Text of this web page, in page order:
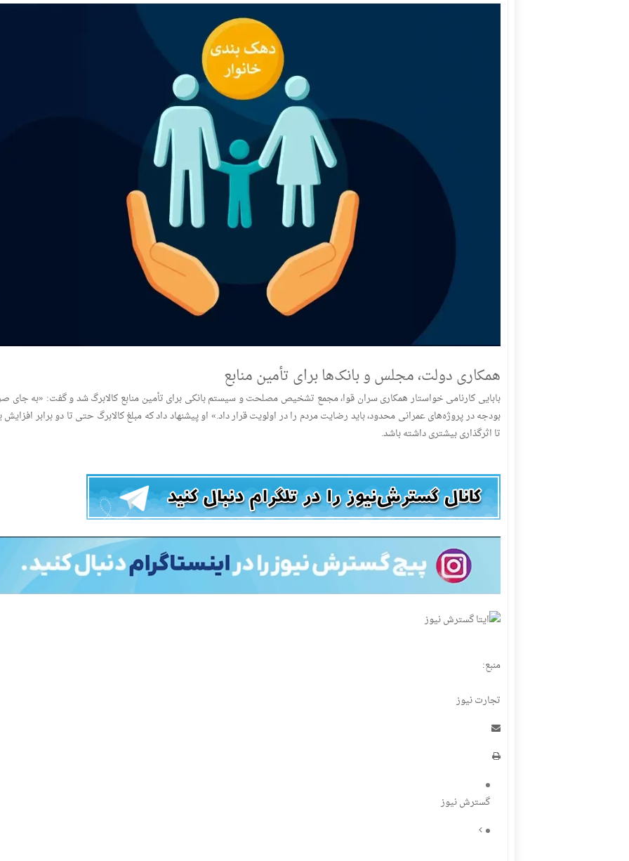
همکاری دولت، مجلس و بانک‌ها برای تأمین منابع
بابایی کارنامی خواستار همکاری سران قوا، مجمع تشخیص مصلحت و سیستم بانکی برای تأمین منابع کالابرگ شد و گفت: «به جای
بودجه در پروژه‌های عمرانی محدود، باید رضایت مردم را در اولویت قرار داد.» او پیشنهاد داد که مبلغ کالابرگ حتی تا دو برابر افزایش
تا اثرگذاری بیشتری داشته باشد.
منبع:
تجارت نیوز
گسترش نیوز